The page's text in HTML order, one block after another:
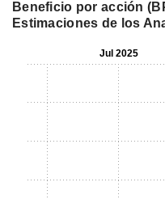
Beneficio por acción
Estimaciones de los